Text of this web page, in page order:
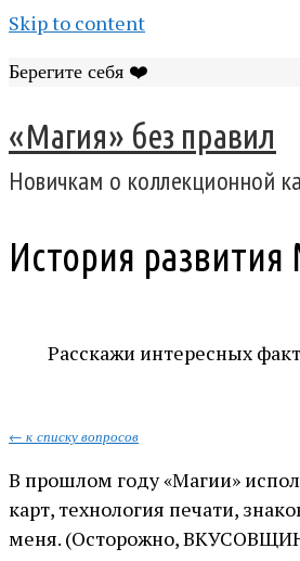
Skip to content
Берегите себя ❤️
«Магия» без правил
Новичкам о коллекционной
История
Расскажи интересных
← к списку вопросов
В прошлом году «Магии»
карт, технология печати,
меня. (Осторожно,